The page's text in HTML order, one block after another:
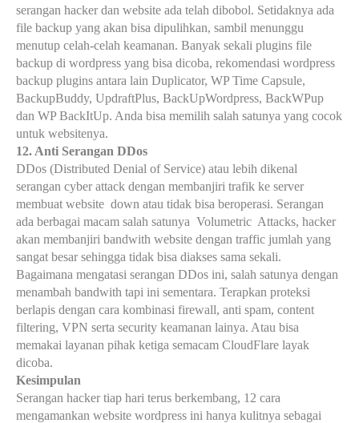
serangan hacker dan website ada telah dibobol. Setidaknya ada
file backup yang akan bisa dipulihkan, sambil menunggu
menutup celah-celah keamanan. Banyak sekali plugins file
backup di wordpress yang bisa dicoba, rekomendasi wordpress
backup plugins antara lain Duplicator, WP Time Capsule,
BackupBuddy, UpdraftPlus, BackUpWordpress, BackWPup
dan WP BackItUp. Anda bisa memilih salah satunya yang cocok
untuk websitenya.
12. Anti Serangan DDos
DDos (Distributed Denial of Service) atau lebih dikenal
serangan cyber attack dengan membanjiri trafik ke server
membuat website down atau tidak bisa beroperasi. Serangan
ada berbagai macam salah satunya Volumetric Attacks, hacker
akan membanjiri bandwith website dengan traffic jumlah yang
sangat besar sehingga tidak bisa diakses sama sekali.
Bagaimana mengatasi serangan DDos ini, salah satunya dengan
menambah bandwith tapi ini sementara. Terapkan proteksi
berlapis dengan cara kombinasi firewall, anti spam, content
filtering, VPN serta security keamanan lainya. Atau bisa
memakai layanan pihak ketiga semacam CloudFlare layak
dicoba.
Kesimpulan
Serangan hacker tiap hari terus berkembang, 12 cara
mengamankan website wordpress ini hanya kulitnya sebagai